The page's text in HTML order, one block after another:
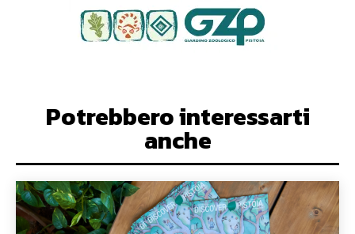
Potrebbero interessarti
anche